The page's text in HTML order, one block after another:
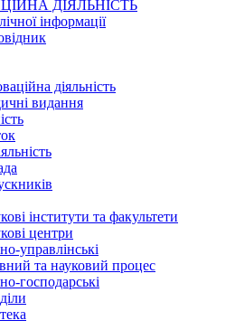
ДІЯЛЬНІСТЬ
інформації
діяльність
видання
інститути та факультети
центри
управлінські
та науковий процес
господарські